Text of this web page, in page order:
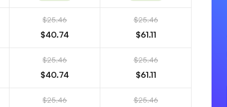
$25.46
$40.74
$25.46
$61.11
$25.46
$40.74
$25.46
$61.11
$25.46 $25.46